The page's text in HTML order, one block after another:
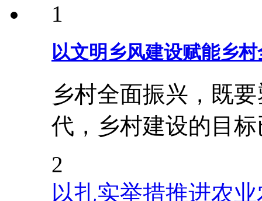
1
以文明乡风建设赋能乡
乡村全面振兴，既
代，乡村建设的目
2
以扎实举措推进农